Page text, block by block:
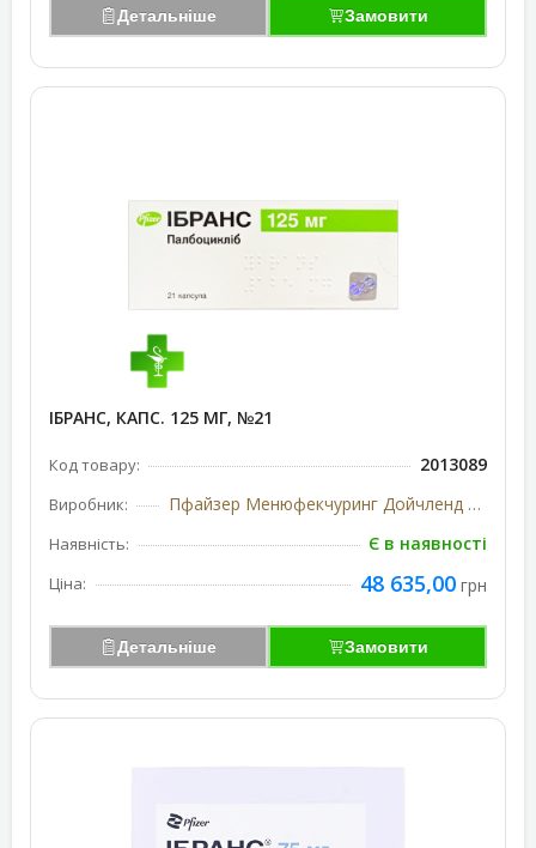
Детальніше Замовити
ІБРАНС, КАПС. 125 МГ, №21
Код товару: 2013089
Виробник: Пфайзер Менюфекчуринг Дойчленд ГмбХ, Німеччина/США
Наявність: Є в наявності
Ціна: 48 635,00 грн
Детальніше Замовити